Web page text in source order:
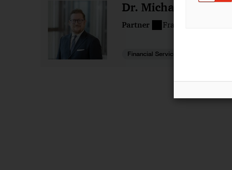
Dr. Michael Huertas
Partner Frankfurt am Main
Financial Services